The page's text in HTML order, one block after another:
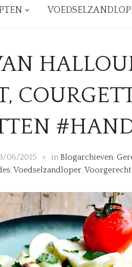
06/2015 in Blogarchieven,
,Voedselzandloper,